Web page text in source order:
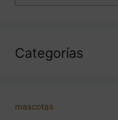
Categorías
mascotas